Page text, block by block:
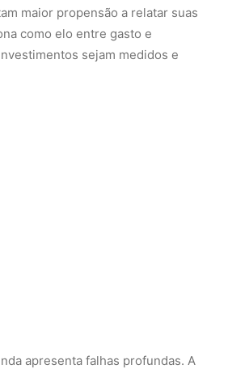
maior propensão a relatar suas
como elo entre gasto e
sejam medidos e
apresenta falhas profundas. A